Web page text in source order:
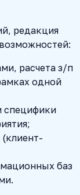
редакция
расчета з/п
одной
специфики
баз